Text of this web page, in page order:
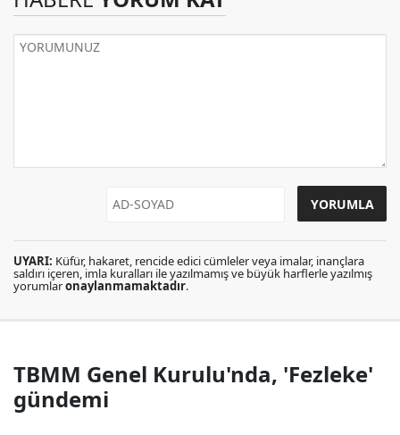
UYARI: Küfür, hakaret, rencide edici cümleler veya imalar, inançlara
saldırı içeren, imla kuralları ile yazılmamış ve büyük harflerle yazılmış
yorumlaronaylanmamaktadır.
TBMM Genel Kurulu'nda, 'Fezleke'
gündemi